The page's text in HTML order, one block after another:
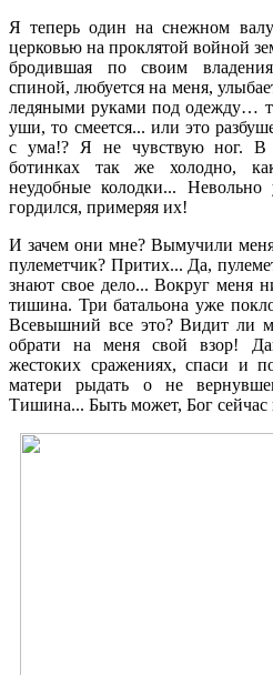
Я теперь один на снежном
церковью на проклятой войной
бродившая по своим
спиной, любуется на меня,
ледяными руками под одежду…
уши, то смеется... или это
с ума!? Я не чувствую ног. В
ботинках так же холодно,
неудобные колодки... Невольно
гордился, примеряя их!
И зачем они мне? Вымучили
пулеметчик? Притих... Да,
знают свое дело... Вокруг меня
тишина. Три батальона уже
Всевышний все это? Видит ли
обрати на меня свой взор!
жестоких сражениях, спаси и
матери рыдать о не
Тишина... Быть может, Бог сейчас